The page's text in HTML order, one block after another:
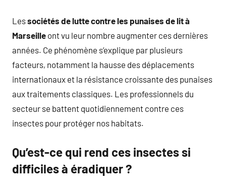
Lessociétés de lutte contre les punaises de lit à
Marseille ont vu leur nombre augmenter ces dernières
années. Ce phénomène s’explique par plusieurs
facteurs, notamment la hausse des déplacements
internationaux et la résistance croissante des punaises
aux traitements classiques. Les professionnels du
secteur se battent quotidiennement contre ces
insectes pour protéger nos habitats.
Qu’est-ce qui rend ces insectes si
difficiles à éradiquer ?